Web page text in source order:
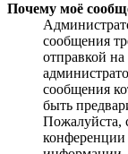
Почему моё
сообщения
отправкой
сообщения
быть
Пожалуйста,
конференции